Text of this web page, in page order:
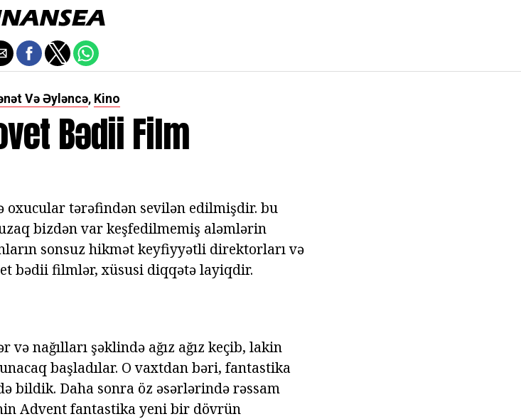
Və Əyləncə, Kino
Bədii Film
oxucular tərəfindən sevilən edilmişdir. bu
bizdən var keşfedilmemiş aləmlərin
sonsuz hikmət keyfiyyətli direktorları və
bədii filmlər, xüsusi diqqətə layiqdir.
nağılları şəklində ağız ağız keçib, lakin
başladılar. O vaxtdan bəri, fantastika
bildik. Daha sonra öz əsərlərində rəssam
Advent fantastika yeni bir dövrün